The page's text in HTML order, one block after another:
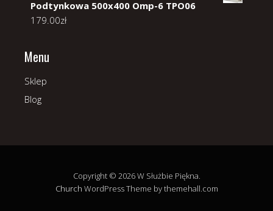
Podtynkowa 500x400 Omp-6 TPO06
179.00zł
Menu
Sklep
Blog
Copyright © 2026 W Służbie Piękna.
Church WordPress Theme by themehall.com